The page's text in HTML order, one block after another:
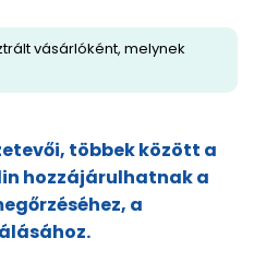
vásárlóként, melynek
többek között a
hozzájárulhatnak a
a